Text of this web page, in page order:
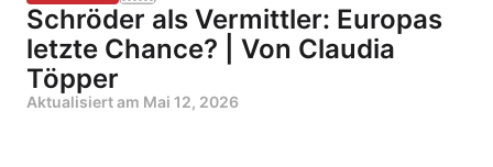
Schröder als Vermittler: Europas
letzte Chance? | Von Claudia
Töpper
Aktualisiert am Mai 12, 2026